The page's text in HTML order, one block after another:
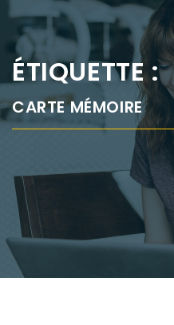
ÉTIQUETTE :
CARTE MÉMOIRE